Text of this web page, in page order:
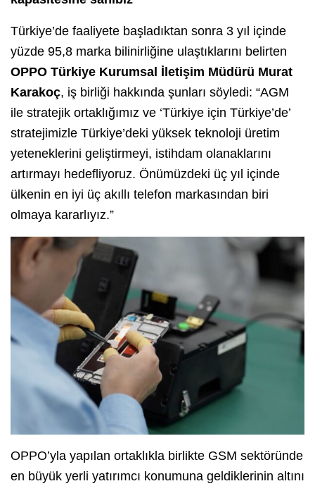
Türkiye’de faaliyete başladıktan sonra 3 yıl içinde
yüzde 95,8 marka bilinirliğine ulaştıklarını belirten
OPPO Türkiye Kurumsal İletişim Müdürü Murat
Karakoç, iş birliği hakkında şunları söyledi: “AGM
ile stratejik ortaklığımız ve ‘Türkiye için Türkiye’de’
stratejimizle Türkiye’deki yüksek teknoloji üretim
yeteneklerini geliştirmeyi, istihdam olanaklarını
artırmayı hedefliyoruz. Önümüzdeki üç yıl içinde
ülkenin en iyi üç akıllı telefon markasından biri
olmaya kararlıyız.”
OPPO’yla yapılan ortaklıkla birlikte GSM sektöründe
en büyük yerli yatırımcı konumuna geldiklerinin altını